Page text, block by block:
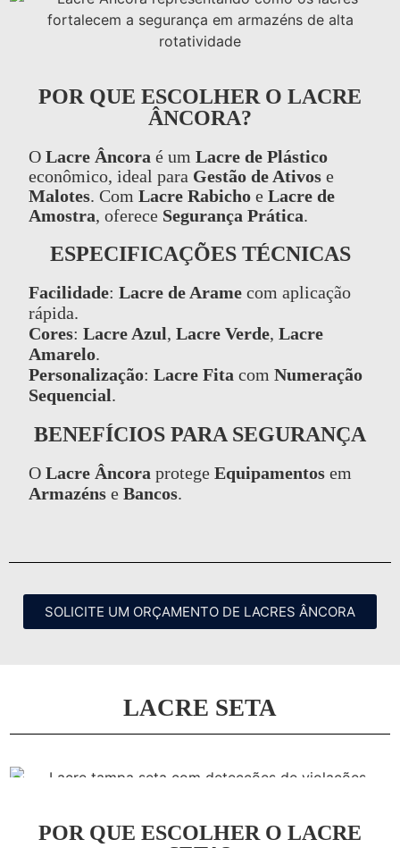
POR QUE ESCOLHER O LACRE
ÂNCORA?
O Lacre Âncora é um Lacre de Plástico
econômico, ideal para Gestão de Ativos e
Malotes. Com Lacre Rabicho e Lacre de
Amostra, oferece Segurança Prática.
ESPECIFICAÇÕES TÉCNICAS
Facilidade: Lacre de Arame com aplicação
rápida.
Cores: Lacre Azul, Lacre Verde, Lacre
Amarelo.
Personalização: Lacre Fita com Numeração
Sequencial.
BENEFÍCIOS PARA SEGURANÇA
O Lacre Âncora protege Equipamentos em
Armazéns e Bancos.
SOLICITE UM ORÇAMENTO DE LACRES ÂNCORA
LACRE SETA
POR QUE ESCOLHER O LACRE